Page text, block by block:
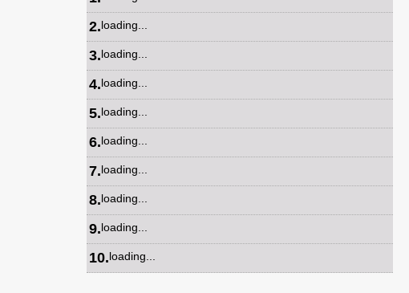
2.loading...
3.loading...
4.loading...
5.loading...
6.loading...
7.loading...
8.loading...
9.loading...
10.loading...